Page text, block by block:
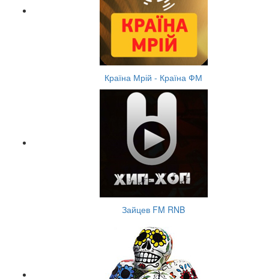
Країна Мрій - Країна ФМ
Зайцев FM RNB